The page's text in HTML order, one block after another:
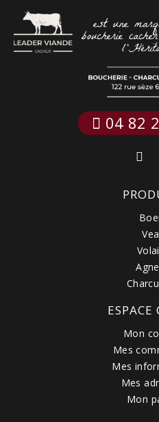
04 82
ESPACE
Mon
Mes
Mes
Mes
Mon